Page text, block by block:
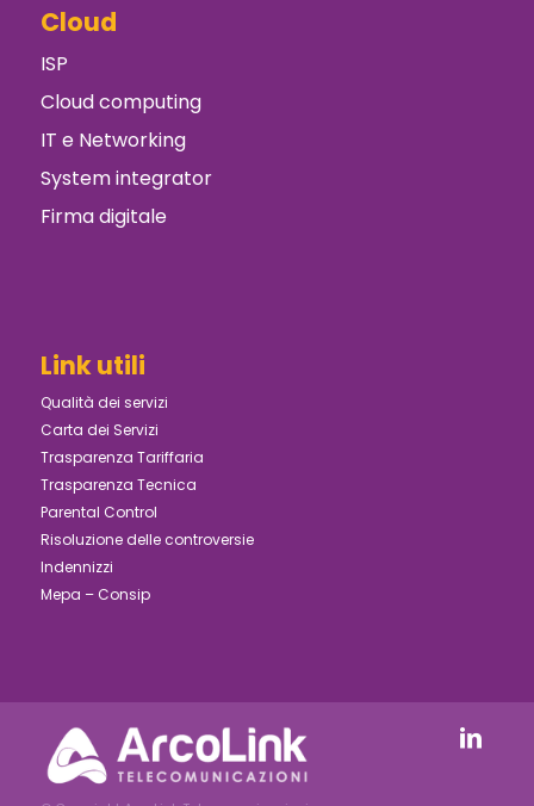
Cloud
ISP
Cloud computing
IT e Networking
System integrator
Firma digitale
Link utili
Qualità dei servizi
Carta dei Servizi
Trasparenza Tariffaria
Trasparenza Tecnica
Parental Control
Risoluzione delle controversie
Indennizzi
Mepa – Consip